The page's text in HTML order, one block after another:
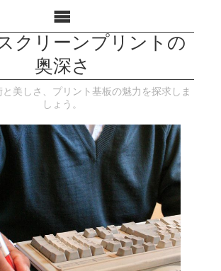
クリーンプリントの
奥深さ
美しさ、プリント基板の魅力を探求しま
しょう。